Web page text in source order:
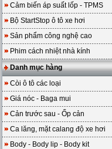
Cảm biến áp suất lốp - TPMS
Bộ StartStop ô tô xe hơi
Sản phẩm công nghệ cao
Phim cách nhiệt nhà kính
Danh mục hàng
Còi ô tô các loại
Giá nóc - Baga mui
Cản trước sau - Ốp cản
Ca lăng, mặt calang độ xe hơi
Body - Body lip - Body kit